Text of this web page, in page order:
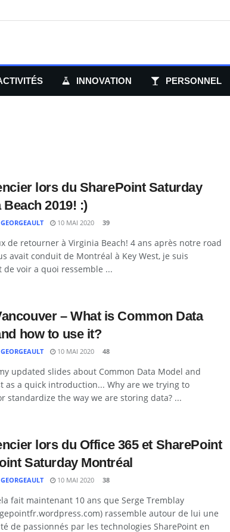
INNOVATION PERSONNEL
lors du SharePoint Saturday
2019! :)
10 MAI 2020 39
de retourner à Virginia Beach! 4 ans après notre road
avait conduit de Montréal à Key West, je suis
de voir a quoi ressemble ...
– What is Common Data
how to use it?
10 MAI 2020 48
updated slides about Common Data Model and
as a quick introduction... Why are we trying to
standardize the way we are storing data? ...
lors du Office 365 et SharePoint
Saturday Montréal
10 MAI 2020 38
fait maintenant 10 ans que Serge Tremblay
rassemble autour de lui une
de passionnés par les technologies SharePoint en